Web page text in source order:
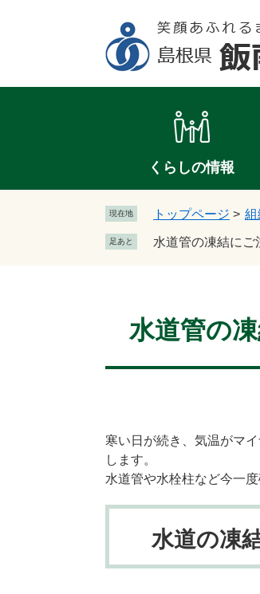
先
を
くらしの情報
現在地 トップページ > 組
足あと 水道管の凍結にご
水道管の
寒い日が続き、気温がマ
します。
水道管や水栓柱など今一
水道の凍